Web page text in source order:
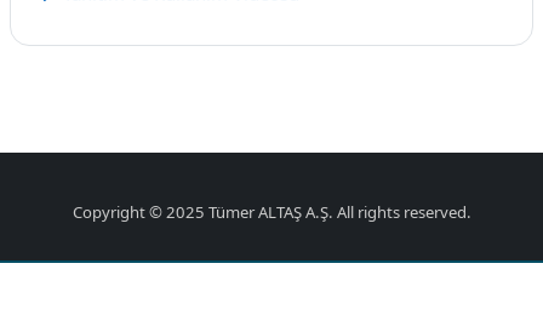
Copyright © 2025 Tümer ALTAŞ A.Ş. All rights reserved.